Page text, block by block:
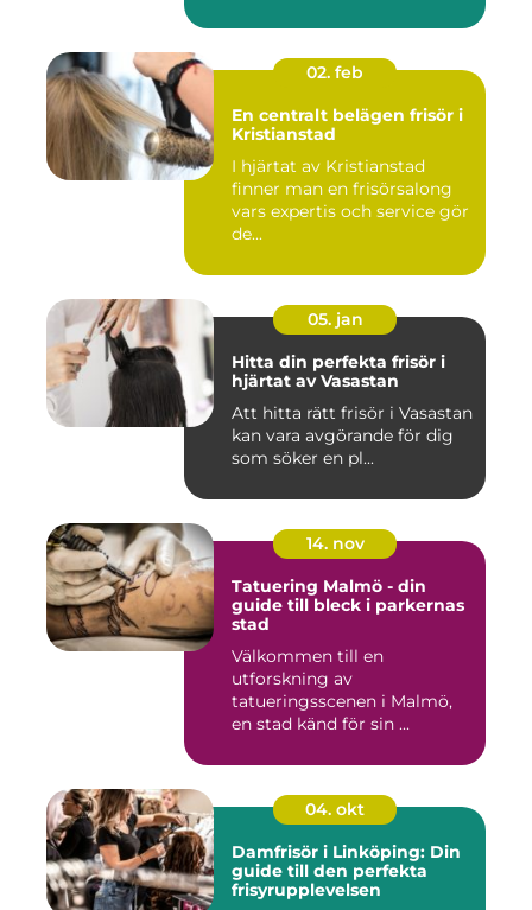
02. feb
En centralt belägen frisör i
Kristianstad
I hjärtat av Kristianstad
finner man en frisörsalong
vars expertis och service gör
de...
05. jan
Hitta din perfekta frisör i
hjärtat av Vasastan
Att hitta rätt frisör i Vasastan
kan vara avgörande för dig
som söker en pl...
14. nov
Tatuering Malmö - din
guide till bleck i parkernas
stad
Välkommen till en
utforskning av
tatueringsscenen i Malmö,
en stad känd för sin ...
04. okt
Damfrisör i Linköping: Din
guide till den perfekta
frisyrupplevelsen